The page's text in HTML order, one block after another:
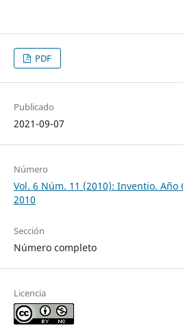
PDF
Publicado
2021-09-07
Número
Vol. 6 Núm. 11 (2010): Inventio.
2010
Sección
Número completo
Licencia